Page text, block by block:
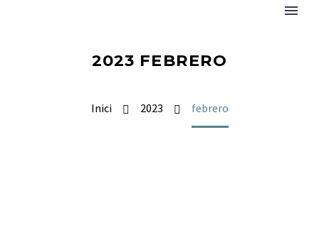
2023 FEBRERO
Inici 2023 febrero